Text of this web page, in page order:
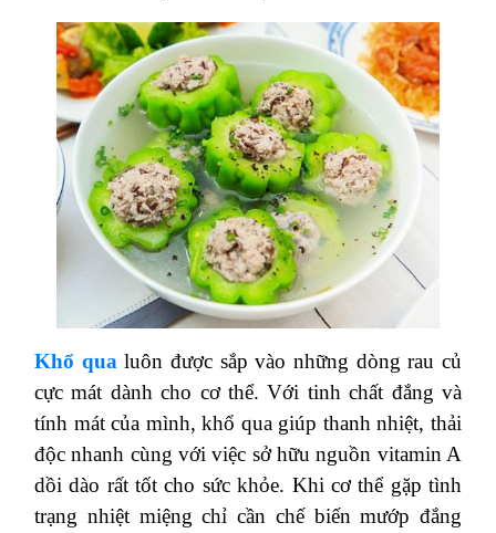
Khổ qualuôn được sắp vào những dòng rau củ
cực mát dành cho cơ thể. Với tinh chất đắng và
tính mát của mình, khổ qua giúp thanh nhiệt, thải
độc nhanh cùng với việc sở hữu nguồn vitamin A
dồi dào rất tốt cho sức khỏe. Khi cơ thể gặp tình
trạng nhiệt miệng chỉ cần chế biến mướp đắng